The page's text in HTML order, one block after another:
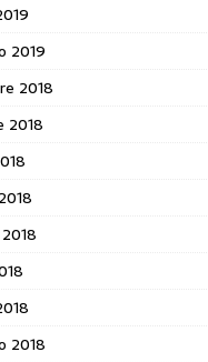
2019
2018
2018
2018